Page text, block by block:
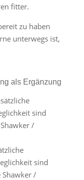
fitter.
zu haben
unterwegs ist,
als Ergänzung
sind
Shawker /